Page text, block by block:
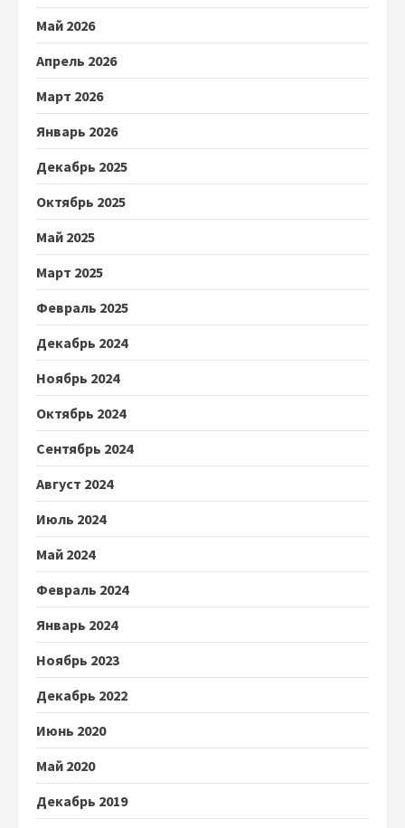
Май 2026
Апрель 2026
Март 2026
Январь 2026
Декабрь 2025
Октябрь 2025
Май 2025
Март 2025
Февраль 2025
Декабрь 2024
Ноябрь 2024
Октябрь 2024
Сентябрь 2024
Август 2024
Июль 2024
Май 2024
Февраль 2024
Январь 2024
Ноябрь 2023
Декабрь 2022
Июнь 2020
Май 2020
Декабрь 2019